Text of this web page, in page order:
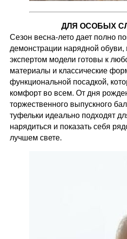
ДЛЯ ОСОБЫХ
Сезон весна-лето дает полно
демонстрации нарядной
экспертом модели готовы к
материалы и классические
функциональной посадкой,
комфорт во всем. От дня
торжественного выпускного
туфельки идеально подходят
нарядиться и показать себя
лучшем свете.